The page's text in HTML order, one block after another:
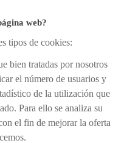
web?
tipos de cookies:
bien tratadas por nosotros
el número de usuarios y
de la utilización que
Para ello se analiza su
el fin de mejorar la oferta